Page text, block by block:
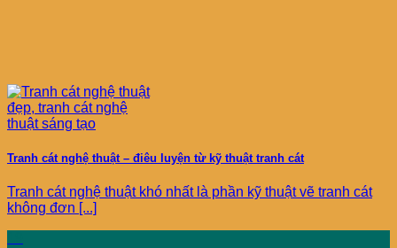
Tranh cát nghệ thuật – điêu luyện từ kỹ thuật tranh cát
Tranh cát nghệ thuật khó nhất là phần kỹ thuật vẽ tranh cát
không đơn [...]